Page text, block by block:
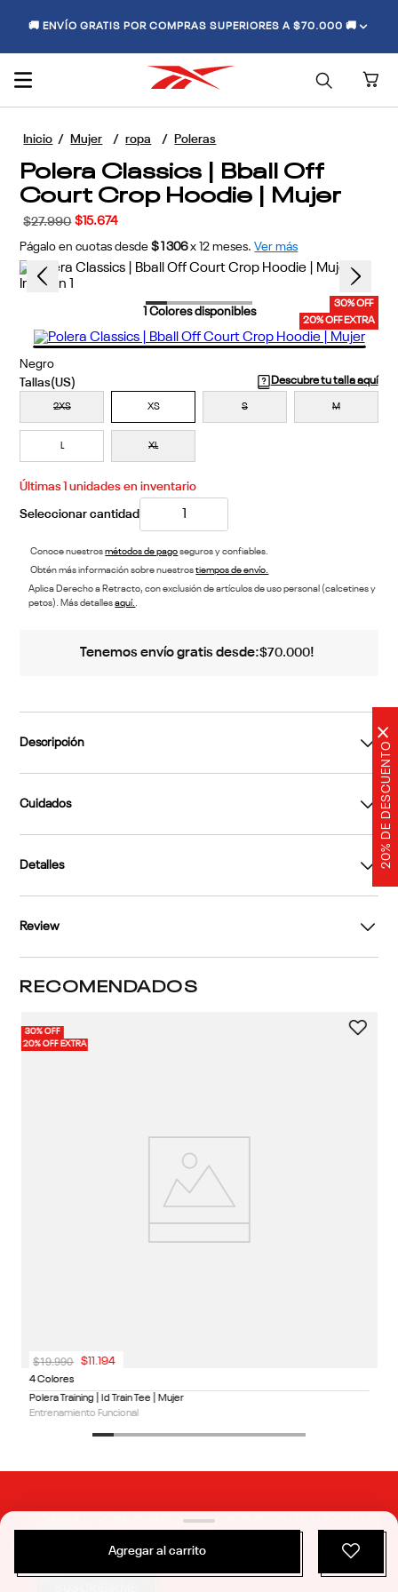
20% DE DESCUENTO
×
🚚 ENVÍO GRATIS POR COMPRAS SUPERIORES A $70.000 🚚
Mujer ropa Poleras
Polera Classics | Bball Off
Court Crop Hoodie | Mujer
$27.990 $ 15.674
Págalo en cuotas desde $1306 x 12 meses. Ver más
30% OFF
20% OFF EXTRA
Colores disponibles
Negro
Descubre tu talla aquí
2XS XS S M
L XL
Últimas unidades en inventario
Conoce nuestrosmétodos de pagoseguros y confiables.
Obtén más información sobre nuestrostiempos de envío.
Aplica Derecho a Retracto, con exclusión de artículos de uso personal (calcetines y
petos). Más detallesaquí..
Tenemos envío gratis desde:$70.000!
Descripción
Cuidados
Detalles
Review
RECOMENDADOS
30% OFF
20% OFF EXTRA
4 Colores
Polera Training | Id Train Tee | Mujer
Entrenamiento Funcional
$19.990 $ 11. 194
Agregar al carrito
ÚNETE Y RECIBE 20% DE DESCUENTO EN